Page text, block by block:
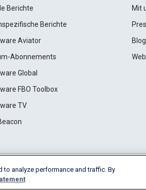
Berichte
Berichte
Aviator
Abonnements
Global
FBO Toolbox
TV
Mit
Blog
Settings
to analyze performance and traffic. By